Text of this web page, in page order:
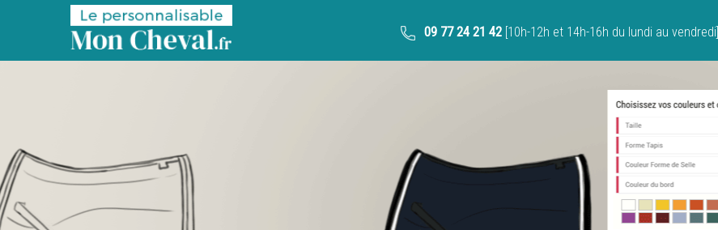
09 77 24 21 42 [10h-12h et 14h-16h du lundi au vendredi]